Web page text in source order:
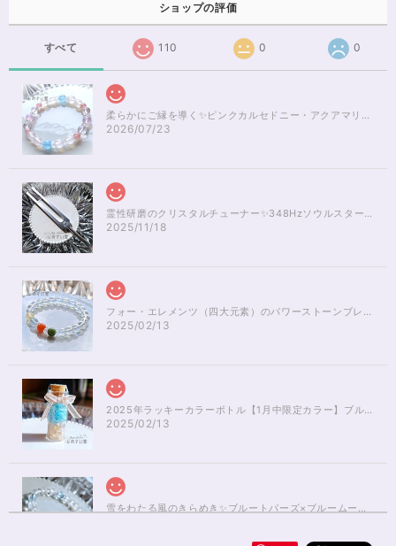
ショップの評価
すべて 110 0 0
柔らかにご縁を導く✨ピンクカルセドニー・アクアマリンブレスレット16cm
2026/07/23
霊性研磨のクリスタルチューナー✨348Hzソウルスターチャクラのヒーリング
2025/11/18
フォー・エレメンツ（四大元素）のパワーストーンブレスレット✨レインボーオーラ16cm
2025/02/13
2025年ラッキーカラーボトル【1月中限定カラー】ブルーアパタイト×ルチルクォーツさざれ石
2025/02/13
雪をわたる風のきらめき✨ブルートパーズ×ブルームーンストーンブレスレット17cm